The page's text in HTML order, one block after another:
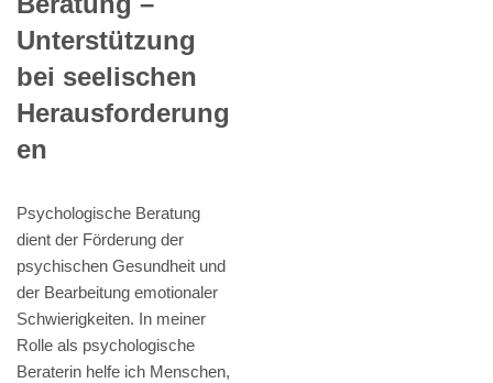
Unterstützung
bei seelischen
Herausforderung
en
Psychologische Beratung
dient der Förderung der
psychischen Gesundheit und
der Bearbeitung emotionaler
Schwierigkeiten. In meiner
Rolle als psychologische
Beraterin helfe ich Menschen,